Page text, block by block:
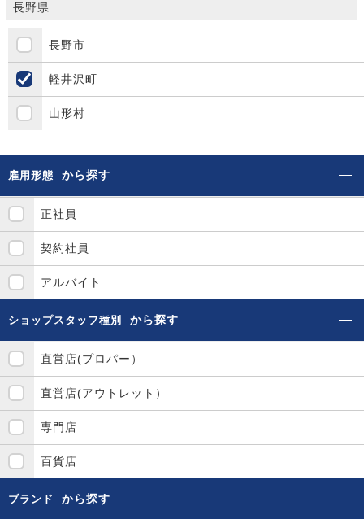
長野県
長野市
軽井沢町
山形村
雇用形態 から探す
正社員
契約社員
アルバイト
ショップスタッフ種別 から探す
直営店(プロパー）
直営店(アウトレット）
専門店
百貨店
ブランド から探す